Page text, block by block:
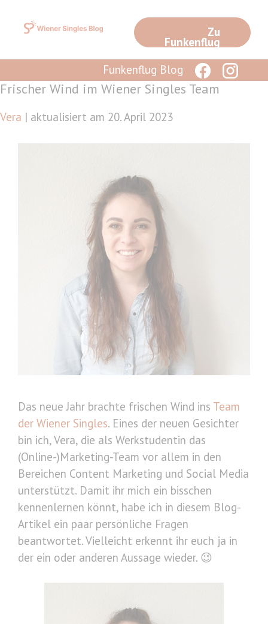
Inhalt
Zu
Funkenflug
Funkenflug Blog
Frischer Wind im Wiener Singles Team
Vera | aktualisiert am 20. April 2023
Das neue Jahr brachte frischen Wind ins Team
der Wiener Singles. Eines der neuen Gesichter
bin ich, Vera, die als Werkstudentin das
(Online-)Marketing-Team vor allem in den
Bereichen Content Marketing und Social Media
unterstützt. Damit ihr mich ein bisschen
kennenlernen könnt, habe ich in diesem Blog-
Artikel ein paar persönliche Fragen
beantwortet. Vielleicht erkennt ihr euch ja in
der ein oder anderen Aussage wieder. 😉